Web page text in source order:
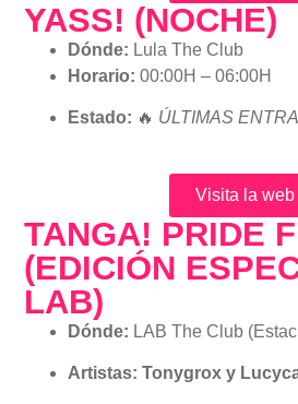
YASS! (NOCHE)
Dónde: Lula The Club
Horario: 00:00H – 06:00H
Estado: 🔥 ÚLTIMAS
Visita la web
TANGA! PRIDE
(EDICIÓN
LAB)
Dónde: LAB The Club
Artistas: Tonygrox y